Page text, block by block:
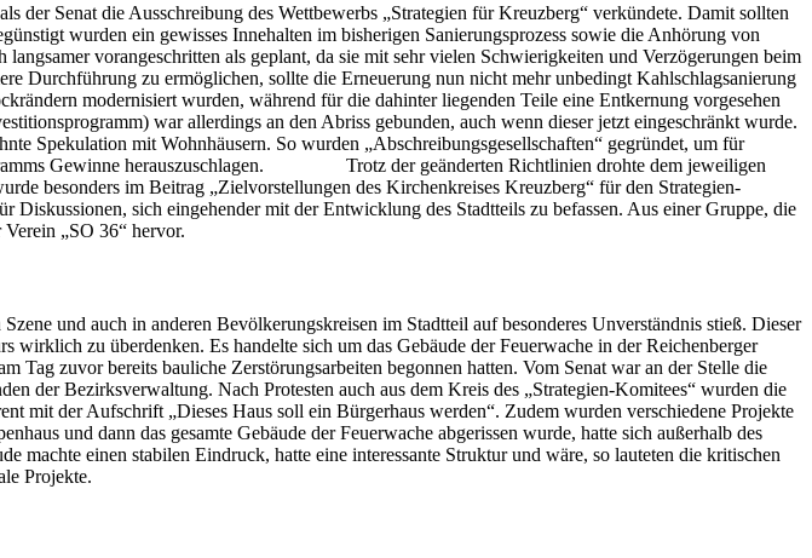
der Senat die Ausschreibung des Wettbewerbs „Strategien für Kreuzberg“ verkündete. Damit sollten
wurden ein gewisses Innehalten im bisherigen Sanierungsprozess sowie die Anhörung von
vorangeschritten als geplant, da sie mit sehr vielen Schwierigkeiten und Verzögerungen beim
Durchführung zu ermöglichen, sollte die Erneuerung nun nicht mehr unbedingt Kahlschlagsanierung
modernisiert wurden, während für die dahinter liegenden Teile eine Entkernung vorgesehen
war allerdings an den Abriss gebunden, auch wenn dieser jetzt eingeschränkt wurde.
Spekulation mit Wohnhäusern. So wurden „Abschreibungsgesellschaften“ gegründet, um für
Gewinne herauszuschlagen. Trotz der geänderten Richtlinien drohte dem jeweiligen
besonders im Beitrag „Zielvorstellungen des Kirchenkreises Kreuzberg“ für den Strategien-
sich eingehender mit der Entwicklung des Stadtteils zu befassen. Aus einer Gruppe, die
ging der Verein „SO 36“ hervor.
und auch in anderen Bevölkerungskreisen im Stadtteil auf besonderes Unverständnis stieß. Dieser
zu überdenken. Es handelte sich um das Gebäude der Feuerwache in der Reichenberger
Tag zuvor bereits bauliche Zerstörungsarbeiten begonnen hatten. Vom Senat war an der Stelle die
der Bezirksverwaltung. Nach Protesten auch aus dem Kreis des „Strategien-Komitees“ wurden die
mit der Aufschrift „Dieses Haus soll ein Bürgerhaus werden“. Zudem wurden verschiedene Projekte
und dann das gesamte Gebäude der Feuerwache abgerissen wurde, hatte sich außerhalb des
machte einen stabilen Eindruck, hatte eine interessante Struktur und wäre, so lauteten die kritischen
soziale Projekte.